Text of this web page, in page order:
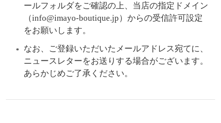
ールフォルダをご確認の上、当店の指定ドメイン
（info@imayo-boutique.jp）からの受信許可設定
をお願いします。
なお、ご登録いただいたメールアドレス宛てに、
ニュースレターをお送りする場合がございます。
あらかじめご了承ください。